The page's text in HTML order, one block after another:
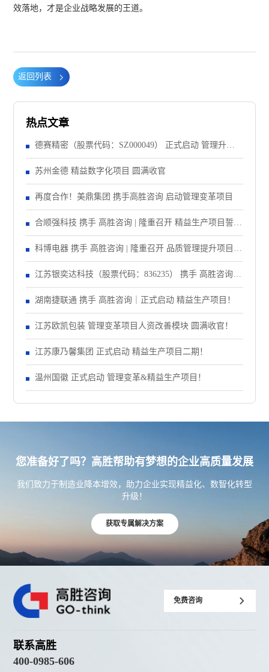
效落地，才是企业战略发展的王道。
返回列表
热点文章
德赛精密（股票代码：SZ000049） 正式启动 管理升级&
精益注塑项目！
苏州金德 精益数字化项目 圆满收官
再度合作！美鼎集团 携手高胜咨询 启动管理变革项目
合顺强科技 携手 高胜咨询 | 隆重召开 精益生产项目誓师
大会！
科博电器 携手 高胜咨询 | 隆重召开 品质管理提升项目启
动大会！
江苏银奕达科技（股票代码：836235） 携手 高胜咨询｜
正式启动 管理变革项目
湖南捷联通 携手 高胜咨询｜正式启动 精益生产项目！
江苏欧凯包装 管理变革项目人资改善模块 圆满收官！
江苏康乃馨集团 正式启动 精益生产项目二期！
温州国徽 正式启动 管理变革&精益生产项目！
您准备好了吗？高胜帮助有梦想的企业高质量发展
我们致力于制造业降本增效，助力企业实现精益化、数智化转型
升级！
获取专属解决方案
免费咨询
联系高胜
400-0985-606